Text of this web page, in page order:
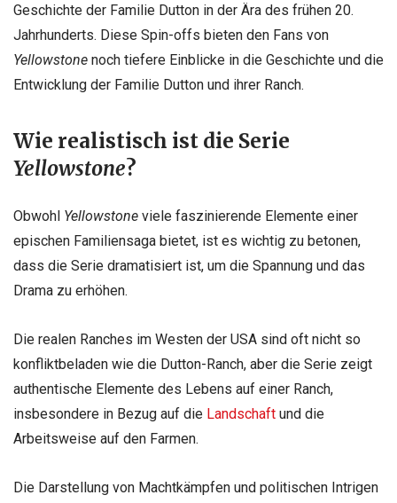
Geschichte der Familie Dutton in der Ära des frühen 20.
Jahrhunderts. Diese Spin-offs bieten den Fans von
Yellowstone noch tiefere Einblicke in die Geschichte und die
Entwicklung der Familie Dutton und ihrer Ranch.
Wie realistisch ist die Serie
Yellowstone?
Obwohl Yellowstone viele faszinierende Elemente einer
epischen Familiensaga bietet, ist es wichtig zu betonen,
dass die Serie dramatisiert ist, um die Spannung und das
Drama zu erhöhen.
Die realen Ranches im Westen der USA sind oft nicht so
konfliktbeladen wie die Dutton-Ranch, aber die Serie zeigt
authentische Elemente des Lebens auf einer Ranch,
insbesondere in Bezug auf die Landschaft und die
Arbeitsweise auf den Farmen.
Die Darstellung von Machtkämpfen und politischen Intrigen